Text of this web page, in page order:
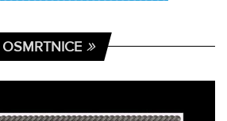
OSMRTNICE